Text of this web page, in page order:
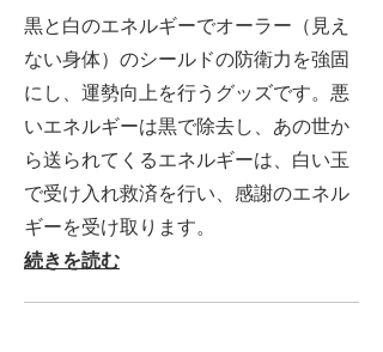
黒と白のエネルギーでオーラー（見え
ない身体）のシールドの防衛力を強固
にし、運勢向上を行うグッズです。悪
いエネルギーは黒で除去し、あの世か
ら送られてくるエネルギーは、白い玉
で受け入れ救済を行い、感謝のエネル
ギーを受け取ります。
続きを読む